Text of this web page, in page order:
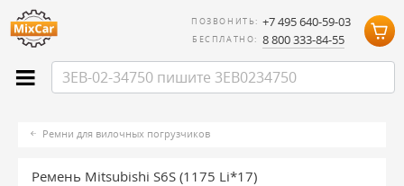
ПОЗВОНИТЬ: +7 495 640-59-03
БЕСПЛАТНО: 8 800 333-84-55
Ремни для вилочных погрузчиков
Ремень Mitsubishi S6S (1175 Li*17)